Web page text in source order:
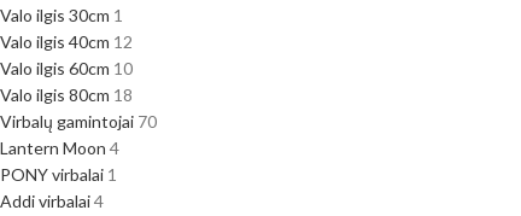
Valo ilgis 30cm 1
Valo ilgis 40cm 12
Valo ilgis 60cm 10
Valo ilgis 80cm 18
Virbalų gamintojai 70
Lantern Moon 4
PONY virbalai 1
Addi virbalai4